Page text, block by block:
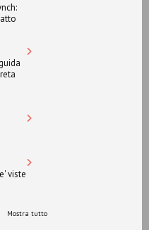
viste
Mostra tutto